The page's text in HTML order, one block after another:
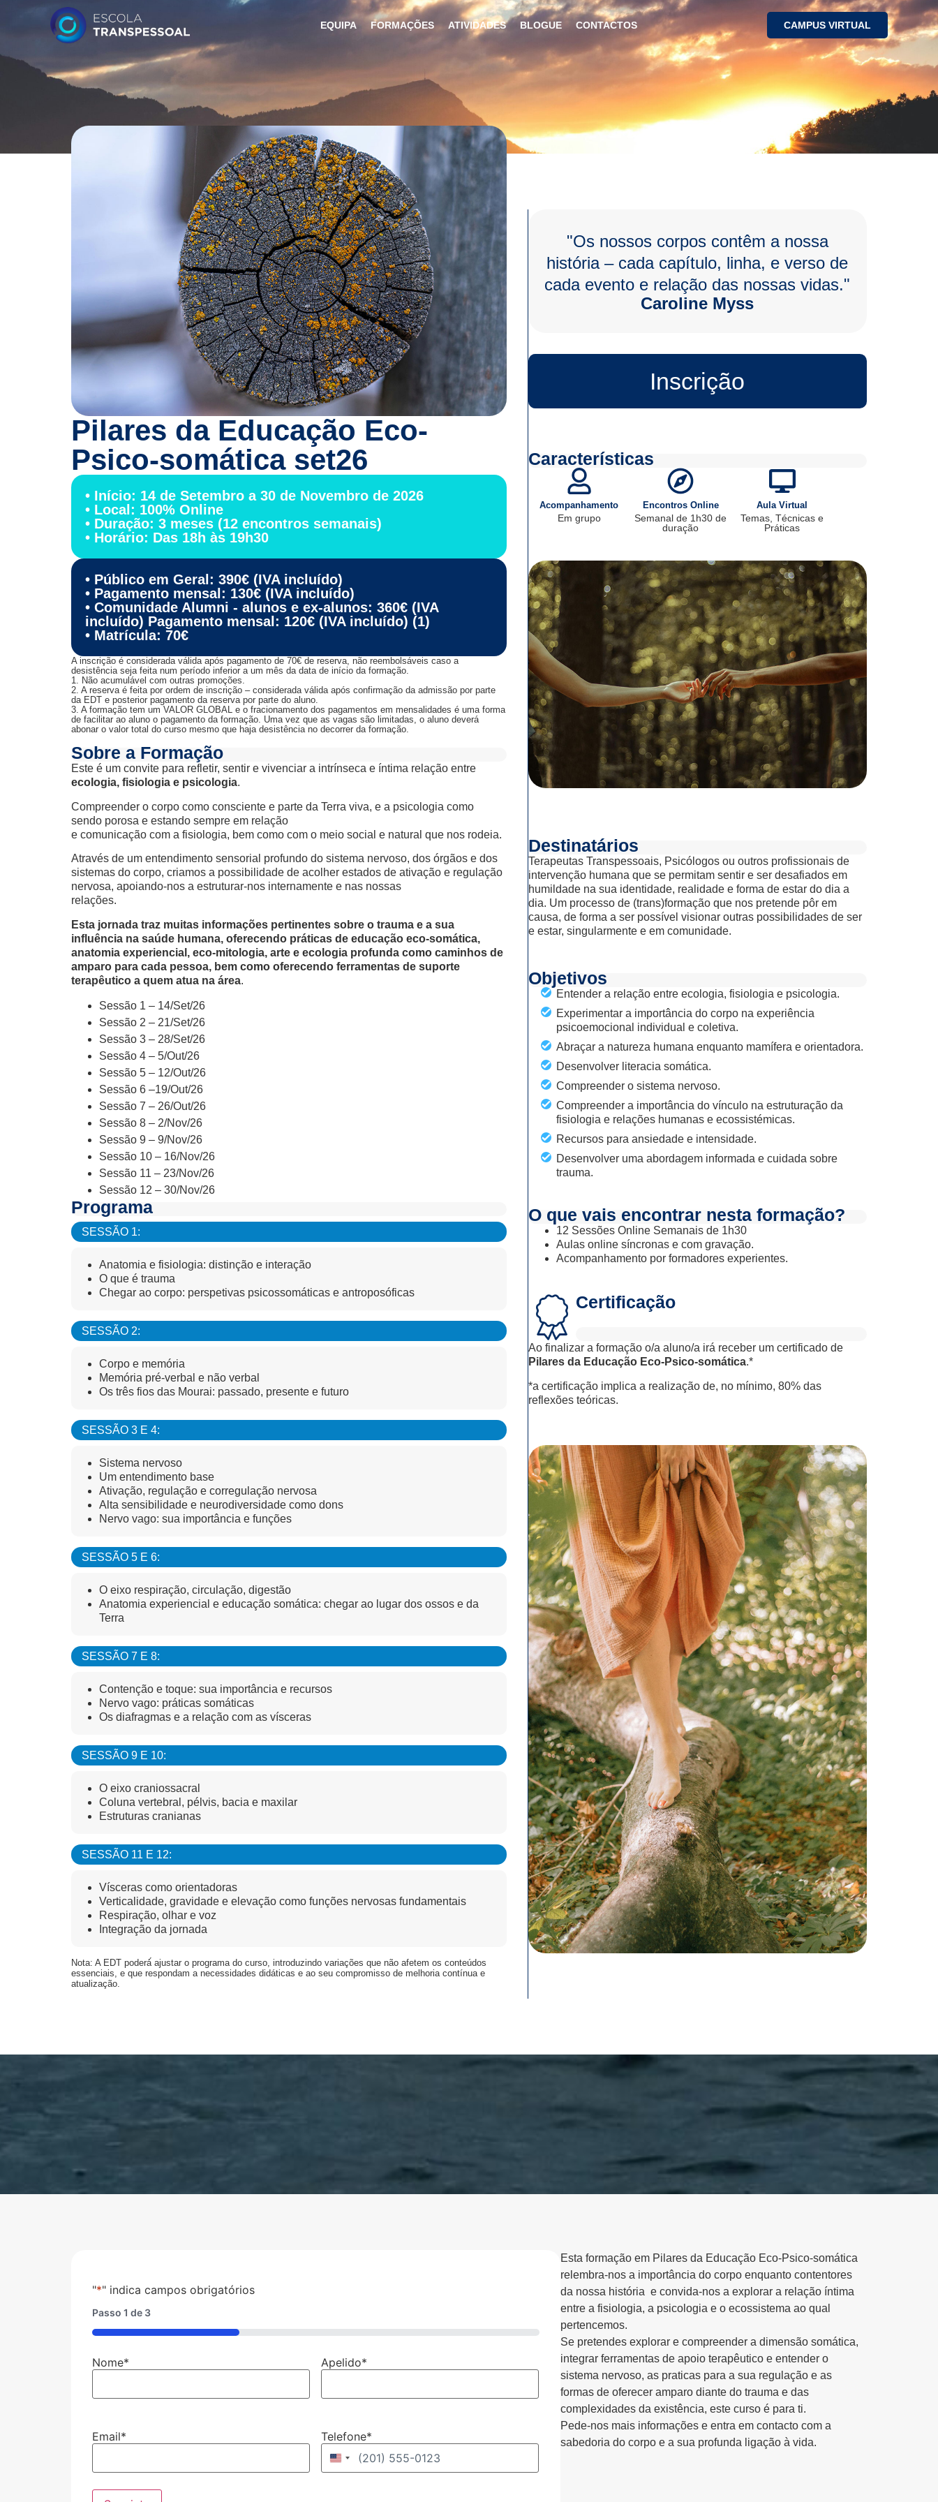
EQUIPA FORMAÇÕES ATIVIDADES BLOGUE CONTACTOS CAMPUS VIRTUAL
Pilares da Educação Eco-
Psico-somática set26
• Início: 14 de Setembro a 30 de Novembro de 2026
• Local: 100% Online
• Duração: 3 meses (12 encontros semanais)
• Horário: Das 18h às 19h30
• Público em Geral: 390€ (IVA incluído)
• Pagamento mensal: 130€ (IVA incluído)
• Comunidade Alumni - alunos e ex-alunos: 360€ (IVA
incluído) Pagamento mensal: 120€ (IVA incluído) (1)
• Matrícula: 70€
A inscrição é considerada válida após pagamento de 70€ de reserva, não reembolsáveis caso a
desistência seja feita num período inferior a um mês da data de início da formação.
1. Não acumulável com outras promoções.
2. A reserva é feita por ordem de inscrição – considerada válida após confirmação da admissão por parte
da EDT e posterior pagamento da reserva por parte do aluno.
3. A formação tem um VALOR GLOBAL e o fracionamento dos pagamentos em mensalidades é uma forma
de facilitar ao aluno o pagamento da formação. Uma vez que as vagas são limitadas, o aluno deverá
abonar o valor total do curso mesmo que haja desistência no decorrer da formação.
Sobre a Formação
Este é um convite para refletir, sentir e vivenciar a intrínseca e íntima relação entre
ecologia, fisiologia e psicologia.
Compreender o corpo como consciente e parte da Terra viva, e a psicologia como
sendo porosa e estando sempre em relação
e comunicação com a fisiologia, bem como com o meio social e natural que nos rodeia.
Através de um entendimento sensorial profundo do sistema nervoso, dos órgãos e dos
sistemas do corpo, criamos a possibilidade de acolher estados de ativação e regulação
nervosa, apoiando-nos a estruturar-nos internamente e nas nossas
relações.
Esta jornada traz muitas informações pertinentes sobre o trauma e a sua
influência na saúde humana, oferecendo práticas de educação eco-somática,
anatomia experiencial, eco-mitologia, arte e ecologia profunda como caminhos de
amparo para cada pessoa, bem como oferecendo ferramentas de suporte
terapêutico a quem atua na área.
Sessão 1 – 14/Set/26
Sessão 2 – 21/Set/26
Sessão 3 – 28/Set/26
Sessão 4 – 5/Out/26
Sessão 5 – 12/Out/26
Sessão 6 –19/Out/26
Sessão 7 – 26/Out/26
Sessão 8 – 2/Nov/26
Sessão 9 – 9/Nov/26
Sessão 10 – 16/Nov/26
Sessão 11 – 23/Nov/26
Sessão 12 – 30/Nov/26
Programa
SESSÃO 1:
Anatomia e fisiologia: distinção e interação
O que é trauma
Chegar ao corpo: perspetivas psicossomáticas e antroposóficas
SESSÃO 2:
Corpo e memória
Memória pré-verbal e não verbal
Os três fios das Mourai: passado, presente e futuro
SESSÃO 3 E 4:
Sistema nervoso
Um entendimento base
Ativação, regulação e corregulação nervosa
Alta sensibilidade e neurodiversidade como dons
Nervo vago: sua importância e funções
SESSÃO 5 E 6:
O eixo respiração, circulação, digestão
Anatomia experiencial e educação somática: chegar ao lugar dos ossos e da
Terra
SESSÃO 7 E 8:
Contenção e toque: sua importância e recursos
Nervo vago: práticas somáticas
Os diafragmas e a relação com as vísceras
SESSÃO 9 E 10:
O eixo craniossacral
Coluna vertebral, pélvis, bacia e maxilar
Estruturas cranianas
SESSÃO 11 E 12:
Vísceras como orientadoras
Verticalidade, gravidade e elevação como funções nervosas fundamentais
Respiração, olhar e voz
Integração da jornada
Nota: A EDT poderá́́ ajustar o programa do curso, introduzindo variações que não afetem os conteúdos
essenciais, e que respondam a necessidades didáticas e ao seu compromisso de melhoria contínua e
atualização.
"Os nossos corpos contêm a nossa
história – cada capítulo, linha, e verso de
cada evento e relação das nossas vidas."
Caroline Myss
Inscrição
Características
Acompanhamento
Em grupo
Encontros Online
Semanal de 1h30 de
duração
Aula Virtual
Temas, Técnicas e
Práticas
Destinatários
Terapeutas Transpessoais, Psicólogos ou outros profissionais de
intervenção humana que se permitam sentir e ser desafiados em
humildade na sua identidade, realidade e forma de estar do dia a
dia. Um processo de (trans)formação que nos pretende pôr em
causa, de forma a ser possível visionar outras possibilidades de ser
e estar, singularmente e em comunidade.
Objetivos
Entender a relação entre ecologia, fisiologia e psicologia.
Experimentar a importância do corpo na experiência
psicoemocional individual e coletiva.
Abraçar a natureza humana enquanto mamífera e orientadora.
Desenvolver literacia somática.
Compreender o sistema nervoso.
Compreender a importância do vínculo na estruturação da
fisiologia e relações humanas e ecossistémicas.
Recursos para ansiedade e intensidade.
Desenvolver uma abordagem informada e cuidada sobre
trauma.
O que vais encontrar nesta formação?
12 Sessões Online Semanais de 1h30
Aulas online síncronas e com gravação.
Acompanhamento por formadores experientes.
Certificação
Ao finalizar a formação o/a aluno/a irá receber um certificado de
Pilares da Educação Eco-Psico-somática.*
*a certificação implica a realização de, no mínimo, 80% das
reflexões teóricas.
Esta formação em Pilares da Educação Eco-Psico-somática
relembra-nos a importância do corpo enquanto contentores
da nossa história e convida-nos a explorar a relação íntima
entre a fisiologia, a psicologia e o ecossistema ao qual
pertencemos.
Se pretendes explorar e compreender a dimensão somática,
integrar ferramentas de apoio terapêutico e entender o
sistema nervoso, as praticas para a sua regulação e as
formas de oferecer amparo diante do trauma e das
complexidades da existência, este curso é para ti.
Pede-nos mais informações e entra em contacto com a
sabedoria do corpo e a sua profunda ligação à vida.
"*" indica campos obrigatórios
Passo 1 de 3
33%
Nome* Apelido*
Email* Telefone*
Estados Unidos +1